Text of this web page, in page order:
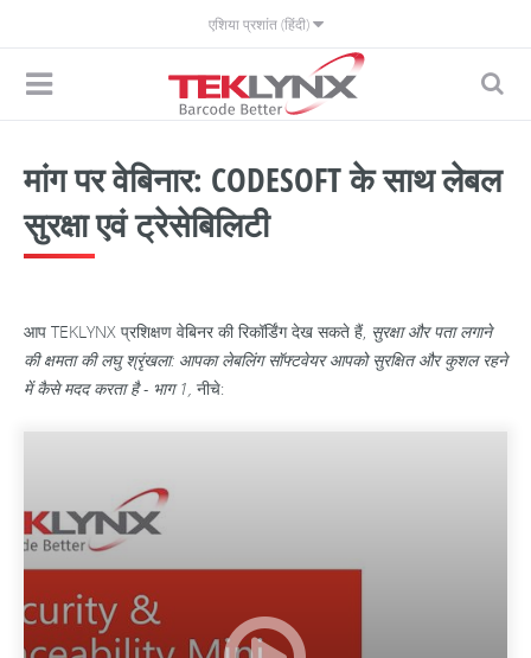
एशिया प्रशांत (हिंदी)
मांग पर वेबिनार: CODESOFT के साथ लेबल
सुरक्षा एवं ट्रेसेबिलिटी
आप TEKLYNX प्रशिक्षण वेबिनर की रिकॉर्डिंग देख सकते हैं, सुरक्षा और पता लगाने
की क्षमता की लघु श्रृंखला: आपका लेबलिंग सॉफ्टवेयर आपको सुरक्षित और कुशल रहने
में कैसे मदद करता है - भाग 1, नीचे: